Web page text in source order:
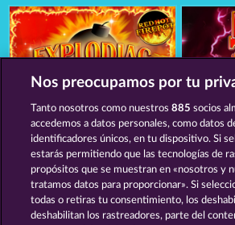
Explodiac RHFP Mighty 40
Nos preocupamos por tu
Tanto nosotros como nuestros885 socios
accedemos a datos personales, como datos
identificadores únicos, en tu dispositivo. Si
estarás permitiendo que las tecnologías de
propósitos que se muestran en «nosotros y
tratamos datos para proporcionar». Si
todas o retiras tu consentimiento, los
deshabilitan los rastreadores, parte del